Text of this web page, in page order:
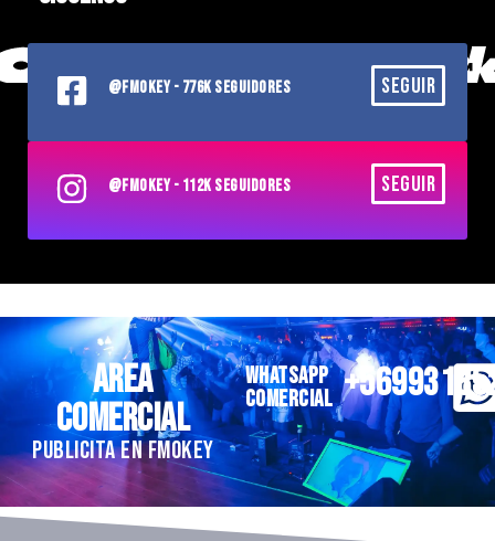
SEGUIR
@FMOKEY - 776K SEGUIDORES
SEGUIR
@FMOKEY - 112K SEGUIDORES
AREA
COMERCIAL
PUBLICITA EN FMOKEY
WHATSAPP
COMERCIAL